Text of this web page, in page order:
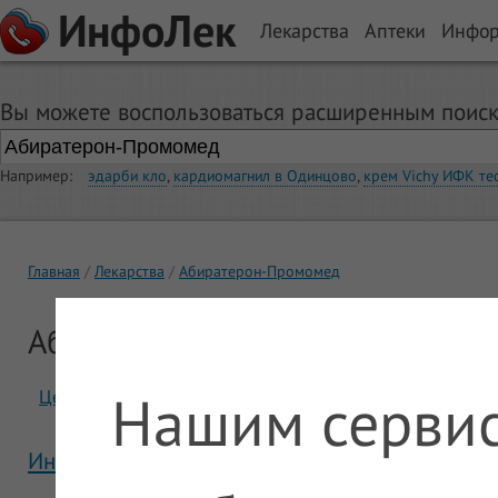
ИнфоЛек Лекарства Аптеки
Вы можете воспользоваться расширенным
Например: эдарби кло, кардиомагнил в Одинцово, крем Vichy ИФК
Главная Лекарства Абиратерон-Промомед
Абиратерон-Промомед
Цены Отзывы
Инструкция Абиратерон-Промомед
Нашим